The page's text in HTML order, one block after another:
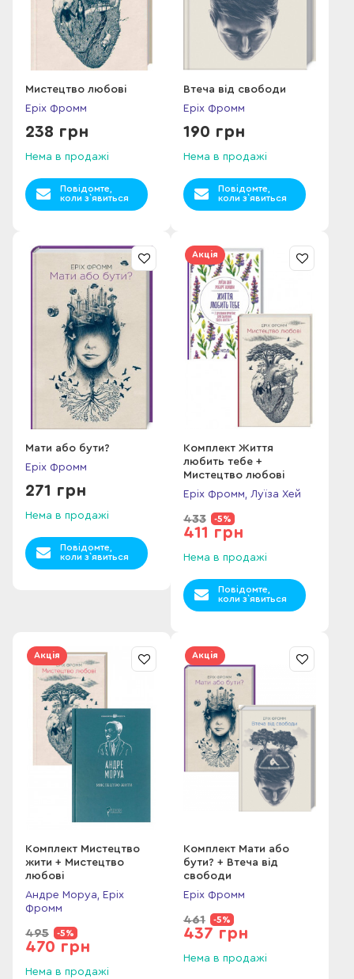
видана у 1941 році. В той час він вів клінічну практику,
викладав та займався суспільною діяльністю, дійшов
висновку, що неврози, здебільшого мають не лише
біологічну, а й соціальну природу. У 1960-х жив у Мексиці,
був активним членом Соціалістичної партії США, критикував
капіталізм у своїй роботі "Здорове суспільство".
про власне здоров'я, Фромм переїхав до Швейцарії, де і
жив до самої смерті. Філософ помер у березні 1980 року,
не дотягнувши до свого 80-річчя.
Мистецтво любові
Еріх Фромм
238 грн
Нема в продажі
Повідомте,
коли з`явиться
Втеча від свободи
Еріх Фромм
190 грн
Нема в продажі
Повідомте,
коли з`явиться
Мати або бути?
Еріх Фромм
271 грн
Нема в продажі
Повідомте,
коли з`явиться
Акція
Комплект Життя
любить тебе +
Мистецтво любові
Еріх Фромм, Луїза Хей
433 -5%
411 грн
Нема в продажі
Повідомте,
коли з`явиться
Акція
Комплект Мистецтво
жити + Мистецтво
любові
Андре Моруа, Еріх
Фромм
495 -5%
470 грн
Нема в продажі
Акція
Комплект Мати або
бути? + Втеча від
свободи
Еріх Фромм
461 -5%
437 грн
Нема в продажі